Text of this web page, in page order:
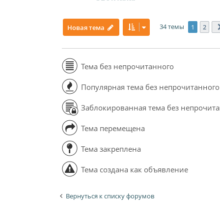
Новая тема 34 темы 1 2
Тема без непрочитанного
Популярная тема без непрочитанного
Заблокированная тема без
Тема перемещена
Тема закреплена
Тема создана как объявление
Вернуться к списку форумов